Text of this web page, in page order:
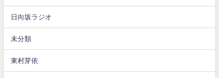
日向坂ラジオ
未分類
東村芽依